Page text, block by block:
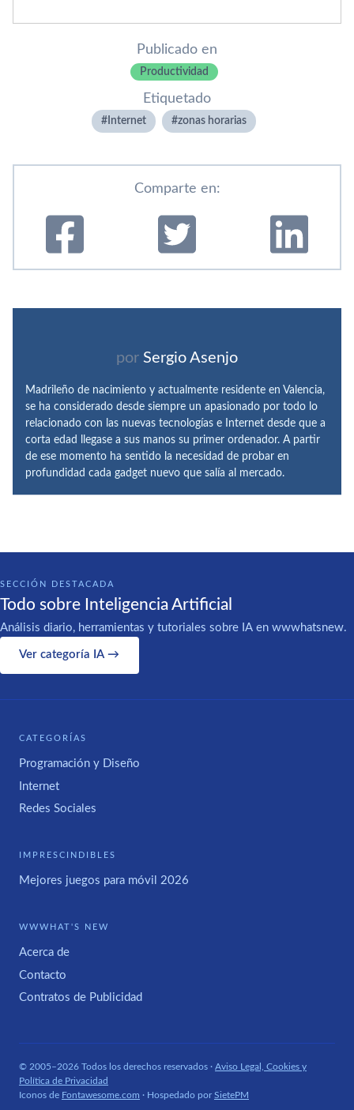
Publicado en
Productividad
Etiquetado
Internet zonas horarias
Comparte en:
por Sergio Asenjo
Madrileño de nacimiento y actualmente residente en Valencia,
se ha considerado desde siempre un apasionado por todo lo
relacionado con las nuevas tecnologías e Internet desde que a
corta edad llegase a sus manos su primer ordenador. A partir
de ese momento ha sentido la necesidad de probar en
profundidad cada gadget nuevo que salía al mercado.
SECCIÓN DESTACADA
Todo sobre Inteligencia Artificial
Análisis diario, herramientas y tutoriales sobre IA en wwwhatsnew.
Ver categoría IA →
CATEGORÍAS
Programación y Diseño
Internet
Redes Sociales
IMPRESCINDIBLES
Mejores juegos para móvil 2026
WWWHAT'S NEW
Acerca de
Contacto
Contratos de Publicidad
© 2005–2026 Todos los derechos reservados · Aviso Legal, Cookies y
Política de Privacidad
Iconos de Fontawesome.com · Hospedado porSietePM